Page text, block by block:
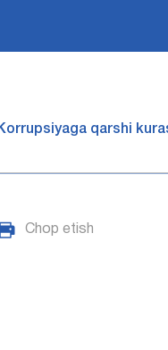
qarshi
Chop etish